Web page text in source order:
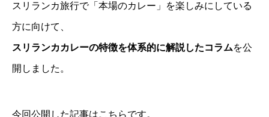
スリランカ旅行で「本場のカレー」を楽しみにしている
方に向けて、
スリランカカレーの特徴を体系的に解説したコラムを公
開しました。
今回公開した記事はこちらです。